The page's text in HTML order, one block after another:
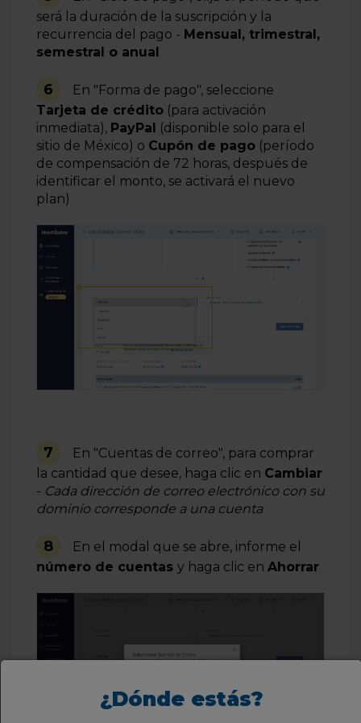
será la duración de la suscripción y la
recurrencia del pago - Mensual, trimestral,
semestral o anual
6
En "Forma de pago", seleccione
Tarjeta de crédito (para activación
inmediata), PayPal (disponible solo para el
sitio de México) o Cupón de pago (período
de compensación de 72 horas, después de
identificar el monto, se activará el nuevo
plan)
7
En "Cuentas de correo", para comprar
la cantidad que desee, haga clic en Cambiar
- Cada dirección de correo electrónico con su
dominio corresponde a una cuenta
8
En el modal que se abre, informe el
número de cuentas y haga clic en Ahorrar
¿Dónde estás?